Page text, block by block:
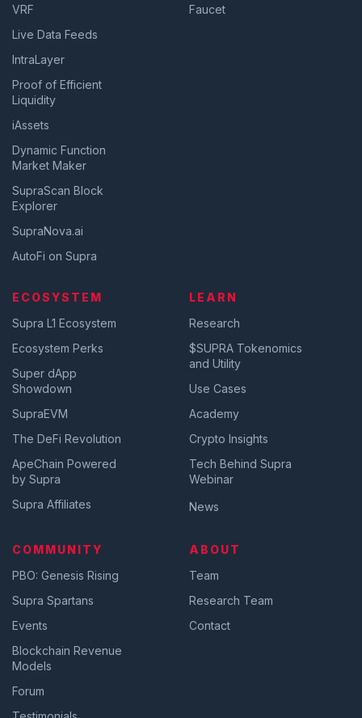
VRF
Live Data Feeds
IntraLayer
Proof of Efficient
Liquidity
iAssets
Dynamic Function
Market Maker
SupraScan Block
Explorer
SupraNova.ai
AutoFi on Supra
Faucet
ECOSYSTEM
Supra L1 Ecosystem
Ecosystem Perks
Super dApp
Showdown
SupraEVM
The DeFi Revolution
ApeChain Powered
by Supra
Supra Affiliates
LEARN
Research
$SUPRA Tokenomics
and Utility
Use Cases
Academy
Crypto Insights
Tech Behind Supra
Webinar
News
COMMUNITY
PBO: Genesis Rising
Supra Spartans
Events
Blockchain Revenue
Models
Forum
ABOUT
Team
Research Team
Contact